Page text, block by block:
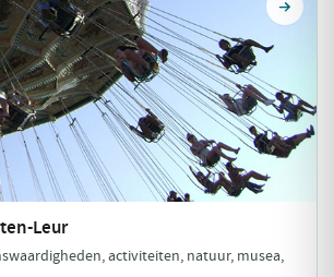
Leur
activiteiten, natuur, musea,